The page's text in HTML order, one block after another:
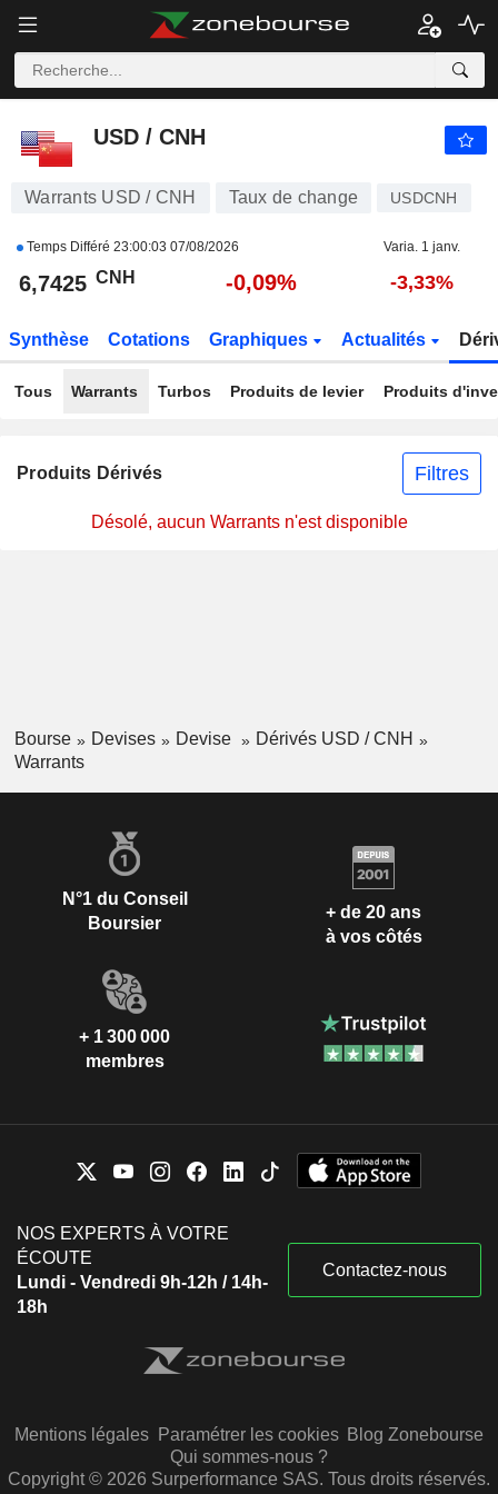
USD / CNH
USD / CNH
Warrants USD / CNH Taux de change USDCNH
Temps Différé 23:00:03 07/08/2026 Varia. 1 janv.
6,7425 CNH -0,09% -3,33%
Synthèse Cotations Graphiques Actualités
Tous Warrants Turbos Produits de levier Produits
Produits Dérivés Filtres
Désolé, aucun Warrants n'est disponible
Bourse Devises Devise
Dérivés USD / CNH
Warrants
N°1 du Conseil
Boursier
+ de 20 ans
à vos côtés
+ 1 300 000
membres
NOS EXPERTS À VOTRE
ÉCOUTE
Lundi - Vendredi 9h-12h / 14h-
18h
Contactez-nous
Mentions légales Paramétrer les cookies Blog Zonebourse
Qui sommes-nous ?
Copyright © 2026 Surperformance SAS. Tous droits réservés.